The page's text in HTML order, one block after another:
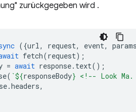
zurückgegeben wird .
({url, request, event,
fetch(request);
= await response. text();
( `${responseBody} <!-- Look Ma.
.headers,